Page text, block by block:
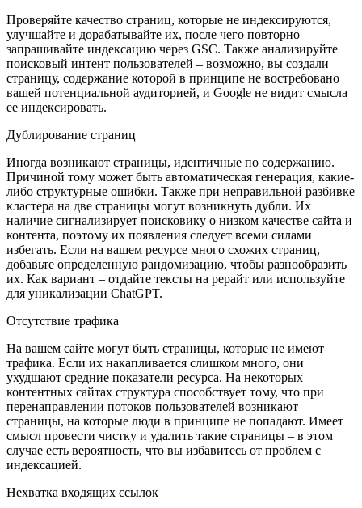
Проверяйте качество страниц, которые не индексируются,
улучшайте и дорабатывайте их, после чего повторно
запрашивайте индексацию через GSC. Также анализируйте
поисковый интент пользователей – возможно, вы создали
страницу, содержание которой в принципе не востребовано
вашей потенциальной аудиторией, и Google не видит смысла
ее индексировать.
Дублирование страниц
Иногда возникают страницы, идентичные по содержанию.
Причиной тому может быть автоматическая генерация, какие-
либо структурные ошибки. Также при неправильной разбивке
кластера на две страницы могут возникнуть дубли. Их
наличие сигнализирует поисковику о низком качестве сайта и
контента, поэтому их появления следует всеми силами
избегать. Если на вашем ресурсе много схожих страниц,
добавьте определенную рандомизацию, чтобы разнообразить
их. Как вариант – отдайте тексты на рерайт или используйте
для уникализации ChatGPT.
Отсутствие трафика
На вашем сайте могут быть страницы, которые не имеют
трафика. Если их накапливается слишком много, они
ухудшают средние показатели ресурса. На некоторых
контентных сайтах структура способствует тому, что при
перенаправлении потоков пользователей возникают
страницы, на которые люди в принципе не попадают. Имеет
смысл провести чистку и удалить такие страницы – в этом
случае есть вероятность, что вы избавитесь от проблем с
индексацией.
Нехватка входящих ссылок